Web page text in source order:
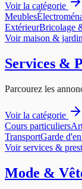
Voir la catégorie
Meubles
ExtérieurBricolage
Voirmaison & jardin
Services &
Parcourez les
Voir la catégorie
Cours particuliers
TransportGarde
Voirservices &
Mode &